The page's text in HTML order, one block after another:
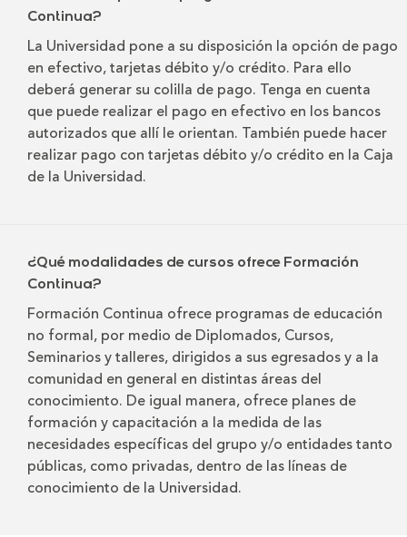
Continua?
La Universidad pone a su disposición la opción de pago
en efectivo, tarjetas débito y/o crédito. Para ello
deberá generar su colilla de pago. Tenga en cuenta
que puede realizar el pago en efectivo en los bancos
autorizados que allí le orientan. También puede hacer
realizar pago con tarjetas débito y/o crédito en la Caja
de la Universidad.
¿Qué modalidades de cursos ofrece Formación
Continua?
Formación Continua ofrece programas de educación
no formal, por medio de Diplomados, Cursos,
Seminarios y talleres, dirigidos a sus egresados y a la
comunidad en general en distintas áreas del
conocimiento. De igual manera, ofrece planes de
formación y capacitación a la medida de las
necesidades específicas del grupo y/o entidades tanto
públicas, como privadas, dentro de las líneas de
conocimiento de la Universidad.